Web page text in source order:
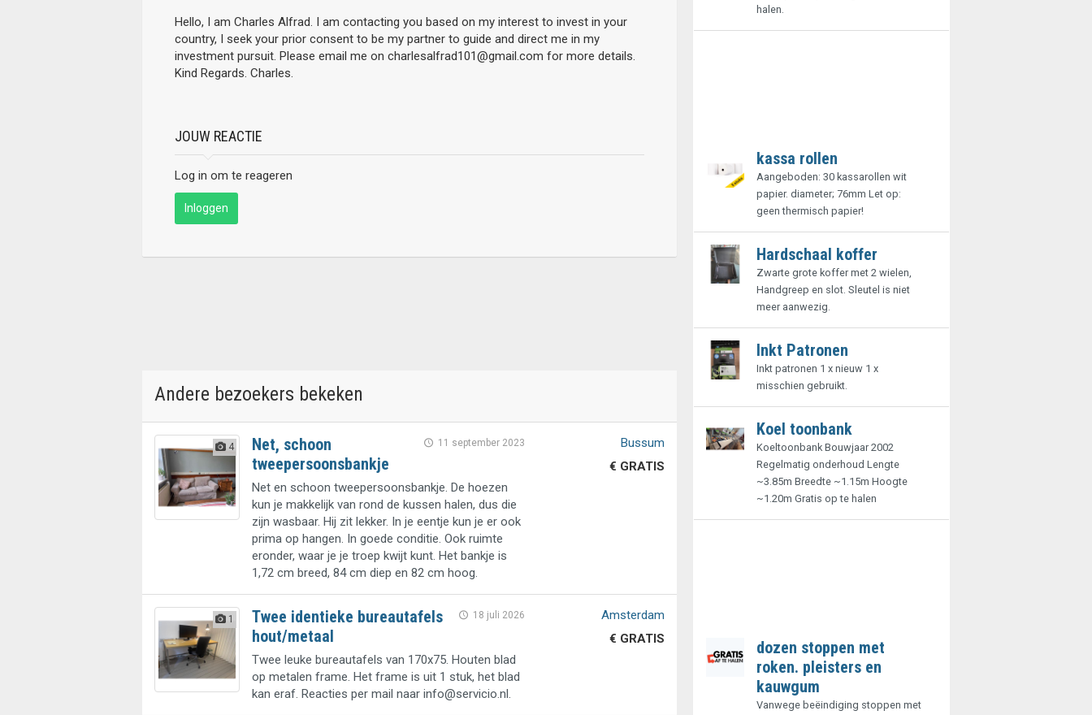
Hello, I am Charles Alfrad. I am contacting you based on my interest to invest in your
country, I seek your prior consent to be my partner to guide and direct me in my
investment pursuit. Please email me on charlesalfrad101@gmail.com for more details.
Kind Regards. Charles.
JOUW REACTIE
Log in om te reageren
Inloggen
Andere bezoekers bekeken
4 11 september 2023
Net, schoon
tweepersoonsbankje
Net en schoon tweepersoonsbankje. De hoezen
kun je makkelijk van rond de kussen halen, dus die
zijn wasbaar. Hij zit lekker. In je eentje kun je er ook
prima op hangen. In goede conditie. Ook ruimte
eronder, waar je je troep kwijt kunt. Het bankje is
1,72 cm breed, 84 cm diep en 82 cm hoog.
Bussum
€ GRATIS
1 18 juli 2026
Twee identieke bureautafels
hout/metaal
Twee leuke bureautafels van 170x75. Houten blad
op metalen frame. Het frame is uit 1 stuk, het blad
kan eraf. Reacties per mail naar info@servicio.nl.
Amsterdam
€ GRATIS
halen.
kassa rollen
Aangeboden: 30 kassarollen wit
papier. diameter; 76mm Let op:
geen thermisch papier!
Hardschaal koffer
Zwarte grote koffer met 2 wielen,
Handgreep en slot. Sleutel is niet
meer aanwezig.
Inkt Patronen
Inkt patronen 1 x nieuw 1 x
misschien gebruikt.
Koel toonbank
Koeltoonbank Bouwjaar 2002
Regelmatig onderhoud Lengte
~3.85m Breedte ~1.15m Hoogte
~1.20m Gratis op te halen
dozen stoppen met
roken. pleisters en
kauwgum
Vanwege beëindiging stoppen met